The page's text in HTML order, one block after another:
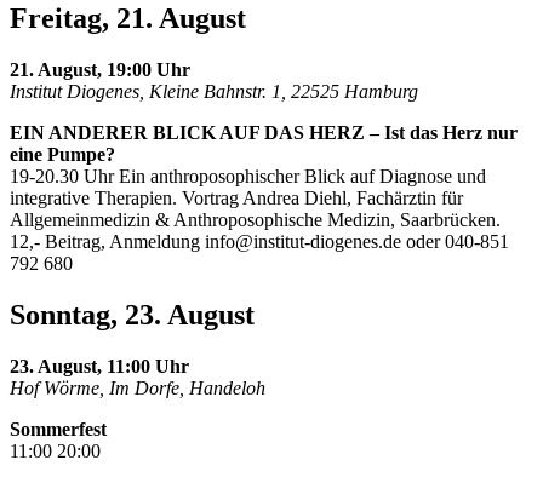
Freitag, 21. August
21. August, 19:00 Uhr
Institut Diogenes, Kleine Bahnstr. 1, 22525 Hamburg
EIN ANDERER BLICK AUF DAS HERZ – Ist das Herz nur
eine Pumpe?
19-20.30 Uhr Ein anthroposophischer Blick auf Diagnose und
integrative Therapien. Vortrag Andrea Diehl, Fachärztin für
Allgemeinmedizin & Anthroposophische Medizin, Saarbrücken.
12,- Beitrag, Anmeldung info@institut-diogenes.de oder 040-851
792 680
Sonntag, 23. August
23. August, 11:00 Uhr
Hof Wörme, Im Dorfe, Handeloh
Sommerfest
11:00 20:00